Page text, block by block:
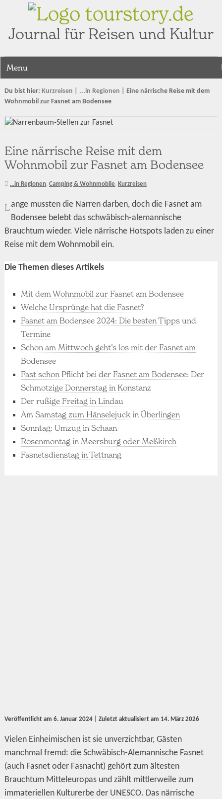
tourstory.de
Journal für Reisen und Kultur
Menu
Du bist hier: Kurzreisen ...in Regionen
Eine närrische Reise mit dem
Wohnmobil zur Fasnet am Bodensee
Eine närrische Reise mit dem
Wohnmobil zur Fasnet am Bodensee
...in Regionen, Camping & Wohnmobile, Kurzreisen
Lange mussten die Narren darben, doch die Fasnet am
Bodensee belebt das schwäbisch-alemannische
Brauchtum wieder. Viele närrische Hotspots laden zu einer
Reise mit dem Wohnmobil ein.
Die Themen dieses Artikels
Mit dem Wohnmobil zur Fasnet am Bodensee
Welche Ursprünge hat die Fasnet?
Fasnet am Bodensee 2024: Die besten Tipps und
Termine
Schon am Mittwoch geht’s los mit der Fasnet am
Bodensee
Fast schon Pflicht bei der Fasnet am Bodensee: Der
Schmotzige Donnerstag in Konstanz
Der rußige Freitag in Lindau
Am Samstag zum Hänselejuck in Überlingen
Sonntag: Umzug in Schaan
Rosenmontag in Meersburg oder Meßkirch
Fasnetsdienstag in Tettnang
Veröffentlicht am 6. Januar 2024| Zuletzt aktualisiert am 14. März 2026
Vielen Einheimischen ist sie unverzichtbar, Gästen
manchmal fremd: die Schwäbisch-Alemannische Fasnet
(auch Fasnet oder Fasnacht) gehört zum ältesten
Brauchtum Mitteleuropas und zählt mittlerweile zum
immateriellen Kulturerbe der UNESCO. Das närrische